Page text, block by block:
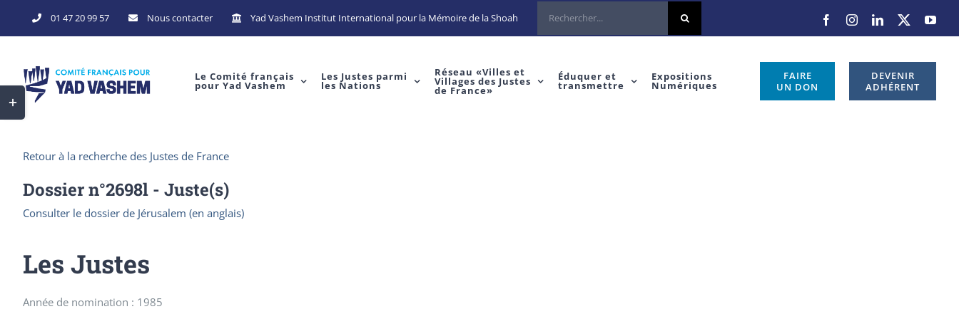
to
01 47 20 99 57 Nous contacter Yad Vashem Institut International pour la Mémoire de la Shoah Rechercher
FacebookInstagramLinkedIn
X
Le Comité français
pour Yad Vashem
Les Justes parmi
les Nations
Réseau «Villes et
Villages des Justes
de France»
Éduquer et
transmettre
Expositions
Numériques
FAIRE
UN DON
DEVENIR
ADHÉRENT
Retour à la recherche des Justes de France
Dossier n°2698l - Juste(s)
Consulter le dossier de Jérusalem (en anglais)
Les Justes
Année de nomination : 1985
Toggle
Sliding